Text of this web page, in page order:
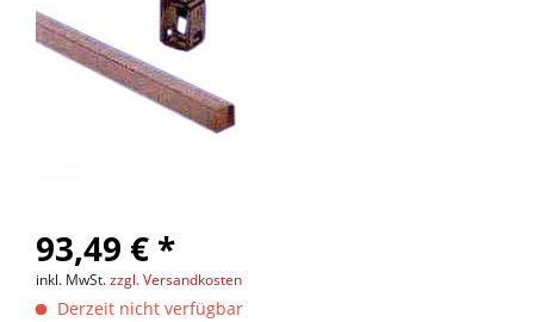
93,49 € *
inkl. MwSt.zzgl. Versandkosten
Derzeit nicht verfügbar